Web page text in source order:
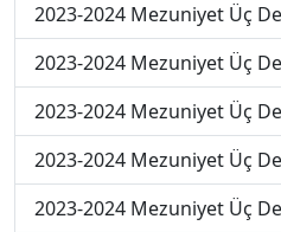
2023-2024 Mezuniyet Üç
2023-2024 Mezuniyet Üç
2023-2024 Mezuniyet Üç
2023-2024 Mezuniyet Üç
2023-2024 Mezuniyet Üç